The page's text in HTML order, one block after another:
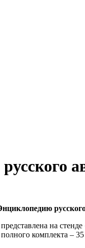
на
полного комплекта –